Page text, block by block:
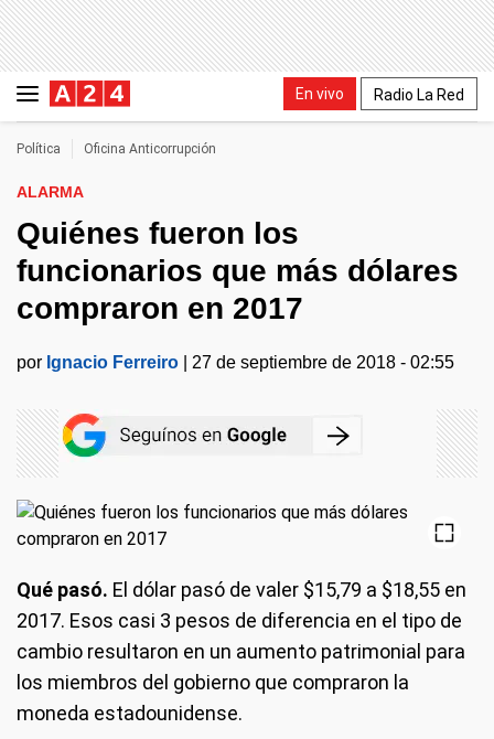
En vivo Radio La Red
Política Oficina Anticorrupción
ALARMA
Quiénes fueron los
funcionarios que más dólares
compraron en 2017
por Ignacio Ferreiro 27 de septiembre de 2018 - 02:55
Qué pasó. El dólar pasó de valer $15,79 a $18,55 en
2017. Esos casi 3 pesos de diferencia en el tipo de
cambio resultaron en un aumento patrimonial para
los miembros del gobierno que compraron la
moneda estadounidense.